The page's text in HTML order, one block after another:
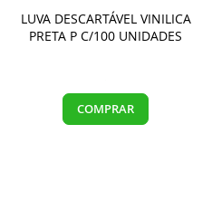
LUVA DESCARTÁVEL VINILICA
PRETA P C/100 UNIDADES
COMPRAR